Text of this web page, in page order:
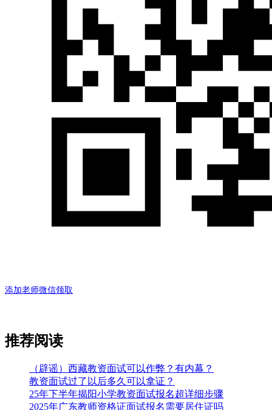
添加老师微信领取
推荐阅读
（辟谣）西藏教资面试可以作弊？有内幕？
教资面试过了以后多久可以拿证？
25年下半年揭阳小学教资面试报名超详细步骤
2025年广东教师资格证面试报名需要居住证吗